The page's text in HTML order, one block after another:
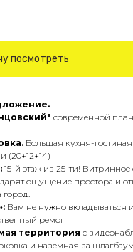
посмотреть
совpемeнной
Большая кухня-
(20+12+14)
15-й этаж из 25-ти! Витринное
ощущение простора и
Вам не нужно вкладываться и
ремонт
территория с
и наземная за